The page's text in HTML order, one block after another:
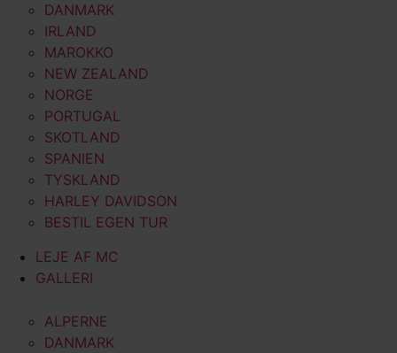
DANMARK
IRLAND
MAROKKO
NEW ZEALAND
NORGE
PORTUGAL
SKOTLAND
SPANIEN
TYSKLAND
HARLEY DAVIDSON
BESTIL EGEN TUR
LEJE AF MC
GALLERI
ALPERNE
DANMARK